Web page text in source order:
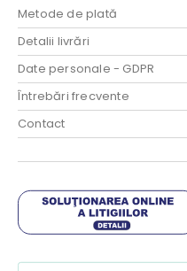
Metode de plată
Detalii livrări
Date personale - GDPR
Întrebări frecvente
Contact